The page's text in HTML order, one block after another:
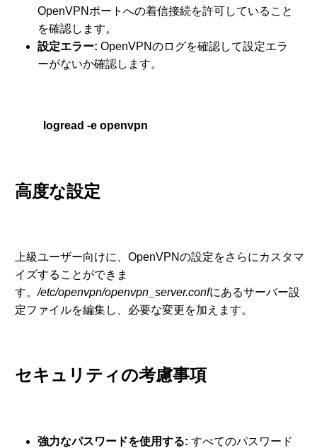
OpenVPNポートへの着信接続を許可していること
を確認します。
設定エラー:OpenVPNのログを確認して設定エラ
ーがないか確認します。
logread -e openvpn
高度な設定
上級ユーザー向けに、OpenVPNの設定をさらにカスタマ
イズすることができま
す。/etc/openvpn/openvpn_server.confにあるサーバー設
定ファイルを編集し、必要な変更を加えます。
セキュリティの考慮事項
強力なパスワードを使用する: すべてのパスワード